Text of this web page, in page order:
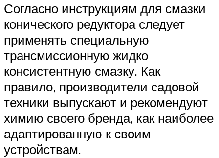
Согласно инструкциям для смазки
конического редуктора следует
применять специальную
трансмиссионную жидко
консистентную смазку. Как
правило, производители садовой
техники выпускают и рекомендуют
химию своего бренда, как наиболее
адаптированную к своим
устройствам.